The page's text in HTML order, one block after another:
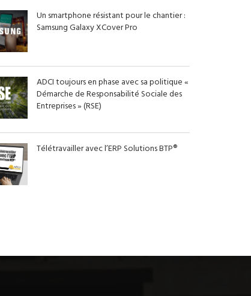
Un smartphone résistant pour le chantier :
Samsung Galaxy XCover Pro
ADCI toujours en phase avec sa politique «
Démarche de Responsabilité Sociale des
Entreprises » (RSE)
Télétravailler avec l’ERP Solutions BTP®